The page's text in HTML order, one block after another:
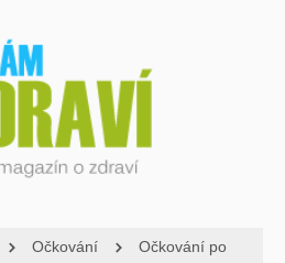
Očkování
Očkování po